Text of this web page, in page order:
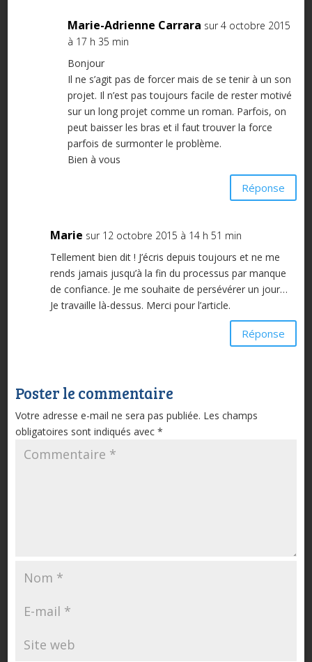
Marie-Adrienne Carrara sur 4 octobre 2015
à 17 h 35 min
Bonjour
Il ne s’agit pas de forcer mais de se tenir à un son
projet. Il n’est pas toujours facile de rester motivé
sur un long projet comme un roman. Parfois, on
peut baisser les bras et il faut trouver la force
parfois de surmonter le problème.
Bien à vous
Réponse
Marie sur 12 octobre 2015 à 14 h 51 min
Tellement bien dit ! J’écris depuis toujours et ne me
rends jamais jusqu’à la fin du processus par manque
de confiance. Je me souhaite de persévérer un jour…
Je travaille là-dessus. Merci pour l’article.
Réponse
Poster le commentaire
Votre adresse e-mail ne sera pas publiée. Les champs
obligatoires sont indiqués avec *